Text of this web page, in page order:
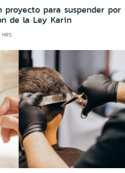
proyecto para suspender por
de la Ley Karin